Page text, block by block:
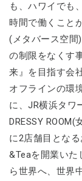
も、ハワイでも
時間で働くこと
(メタバース空間
の制限をなくす
来』を目指す会
オフラインの環
に、JR横浜タワ
DRESSY
に2店舗目となる
&Teaを開業いた
ら世界へ、世界